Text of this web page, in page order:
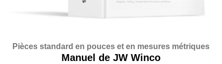
Pièces standard en pouces et en mesures métriques
Manuel de JW Winco